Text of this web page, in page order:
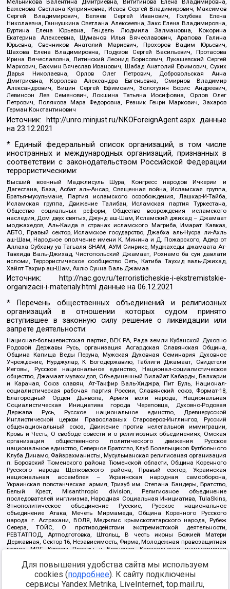
Мельникова Валентина Дмитриевна, Вититинова Елена Владимировна,
Баженова Светлана Куприяновна, Исаев Сергей Владимирович, Максимов
Сергей Владимирович, Беляев Сергей Иванович, Голубева Елена
Николаевна, Ганнушкина Светлана Алексеевна, Закс Елена Владимировна,
Буртина Елена Юрьевна, Гендель Людмила Залмановна, Кокорина
Екатерина Алексеевна, Шуманов Илья Вячеславович, Арапова Галина
Юрьевна, Свечников Анатолий Мариевич, Прохоров Вадим Юрьевич,
Шахова Елена Владимировна, Подузов Сергей Васильевич, Протасова
Ирина Вячеславовна, Литинский Леонид Борисович, Лукашевский Сергей
Маркович, Бахмин Вячеслав Иванович, Шабад Анатолий Ефимович, Сухих
Дарья Николаевна, Орлов Олег Петрович, Добровольская Анна
Дмитриевна, Королева Александра Евгеньевна, Смирнов Владимир
Александрович, Вицин Сергей Ефимович, Золотухин Борис Андреевич,
Левинсон Лев Семенович, Локшина Татьяна Иосифовна, Орлов Олег
Петрович, Полякова Мара Федоровна, Резник Генри Маркович, Захаров
Герман Константинович
Источник: http://unro.minjust.ru/NKOForeignAgent.aspxданные
на23.12.2021
* Единый федеральный список организаций, в том числе
иностранных и международных организаций, признанных в
соответствии с законодательством Российской Федерации
террористическими:
Высший военный Маджлисуль Шура, Конгресс народов Ичкерии и
Дагестана, База, Асбат аль-Ансар, Священная война, Исламская группа,
Братья-мусульмане, Партия исламского освобождения, Лашкар-И-Тайба,
Исламская группа, Движение Талибан, Исламская партия Туркестана,
Общество социальных реформ, Общество возрождения исламского
наследия, Дом двух святых, Джунд аш-Шам, Исламский джихад – Джамаат
моджахедов, Аль-Каида в странах исламского Магриба, Имарат Кавказ,
АБТО, Правый сектор, Исламское государство, Джабха аль-Нусра ли-Ахль
аш-Шам, Народное ополчение имени К. Минина и Д. Пожарского, Аджр от
Аллаха Субхану уа Тагьаля SHAM, АУМ Синрике, Муджахеды джамаата Ат-
Тавхида Валь-Джихад, Чистопольский Джамаат, Рохнамо ба суи давлати
исломи, Террористическое сообщество Сеть, Катиба Таухид валь-Джихад,
Хайят Тахрир аш-Шам, Ахлю Сунна Валь Джамаа
Источник:
http://nac.gov.ru/terroristicheskie-i-ekstremistskie-
organizacii-i-materialy.html данные на06.12.2021
* Перечень общественных объединений и религиозных
организаций в отношении которых судом принято
вступившее в законную силу решение о ликвидации или
запрете деятельности:
Национал-большевистская партия, ВЕК РА, Рада земли Кубанской Духовно
Родовой Державы Русь, организация Асгардская Славянская Община,
Община Капища Веды Перуна, Мужская Духовная Семинария Духовное
Учреждение, Нурджулар, К Богодержавию, Таблиги Джамаат, Свидетели
Иеговы, Русское национальное единство, Национал-социалистическое
общество, Джамаат мувахидов, Объединенный Вилайат Кабарды, Балкарии
и Карачая, Союз славян, Ат-Такфир Валь-Хиджра, Пит Буль, Национал-
социалистическая рабочая партия России, Славянский союз, Формат-18,
Благородный Орден Дьявола, Армия воли народа, Национальная
Социалистическая Инициатива города Череповца, Духовно-Родовая
Держава Русь, Русское национальное единство, Древнерусской
Инглистической церкви Православных Староверов-Инглингов, Русский
общенациональный союз, Движение против нелегальной иммиграции,
Кровь и Честь, О свободе совести и о религиозных объединениях, Омская
организация общественного политического движения Русское
национальное единство, Северное Братство, Клуб Болельщиков Футбольного
Клуба Динамо, Файзрахманисты, Мусульманская религиозная организация
п. Боровский Тюменского района Тюменской области, Община Коренного
Русского народа Щелковского района, Правый сектор, Украинская
национальная ассамблея – Украинская народная самооборона,
Украинская повстанческая армия, Тризуб им. Степана Бандеры, Братство,
Белый Крест, Misanthropic division, Религиозное объединение
последователей инглиизма, Народная Социальная Инициатива, TulaSkins,
Этнополитическое объединение Русские, Русское национальное
объединение Атака, Мечеть Мирмамеда, Община Коренного Русского
народа г. Астрахани, ВОЛЯ, Меджлис крымскотатарского народа, Рубеж
Севера, ТОЙС, О противодействии экстремистской деятельности,
РЕВТАТПОД, Артподготовка, Штольц, В честь иконы Божией Матери
Державная, Сектор 16, Независимость, Фирма, Молодежная правозащитная
группа МПГ, Курсом Правды и Единения, Каракольская инициативная
Благотворительный пансионат Ак Умут, Русская республика Русь,
Арестантское уголовное единство, Башкорт, Нация и свобода, W.H.С., Фалунь
Дафа, Иртыш Ultras, Русский Патриотический клуб-Новокузнецк/РПК,
Сибирский державный союз, Фонд борьбы с коррупцией, Фонд защиты прав
Для повышения удобства сайта мы используем
cookies (подробнее). К сайту подключены
сервисы Yandex.Metrika, LiveInternet, top.mail.ru,